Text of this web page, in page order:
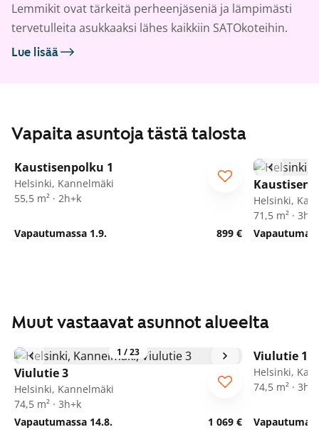
Lemmikit ovat tärkeitä perheenjäseniä ja lämpimästi
tervetulleita asukkaaksi lähes kaikkiin SATOkoteihin.
Lue lisää
Vapaita asuntoja tästä talosta
/8
Kaustisenpolku 1
Helsinki, Kannelmäki
55,5 m² · 2h+k
Vapautumassa 1.9. 899 €
Helsinki,
71,5 m² ·
Muut vastaavat asunnot alueelta
1 /23
Viulutie 3
Helsinki, Kannelmäki
74,5 m² · 3h+k
Vapautumassa 14.8.
1 069 €
Viulutie 1
Helsinki,
74,5 m² ·